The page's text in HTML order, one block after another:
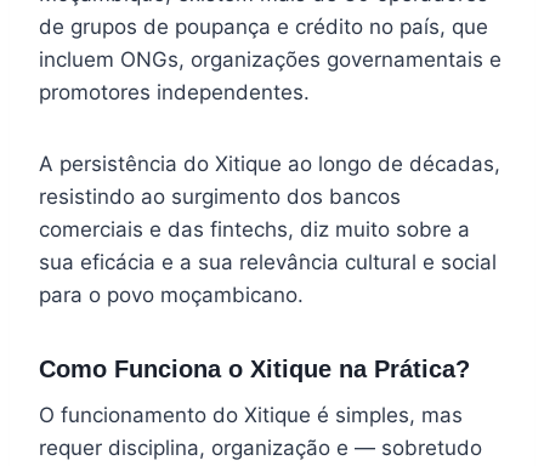
de grupos de poupança e crédito no país, que
incluem ONGs, organizações governamentais e
promotores independentes.
A persistência do Xitique ao longo de décadas,
resistindo ao surgimento dos bancos
comerciais e das fintechs, diz muito sobre a
sua eficácia e a sua relevância cultural e social
para o povo moçambicano.
Como Funciona o Xitique na Prática?
O funcionamento do Xitique é simples, mas
requer disciplina, organização e — sobretudo